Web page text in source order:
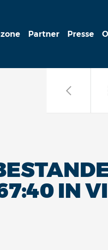
Partner Presse
IN